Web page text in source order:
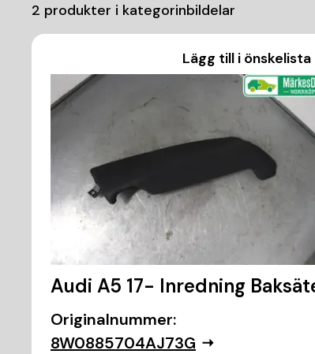
2 produkter i kategorinbildelar
Lägg till i önskelista
Audi A5 17- Inredning
Originalnummer:
8W0885704AJ73G